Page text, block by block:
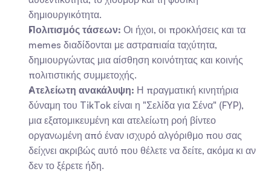
δημιουργικότητα.
Πολιτισμός τάσεων: Οι ήχοι, οι προκλήσεις και τα
memes διαδίδονται με αστραπιαία ταχύτητα,
δημιουργώντας μια αίσθηση κοινότητας και κοινής
πολιτιστικής συμμετοχής.
Ατελείωτη ανακάλυψη: Η πραγματική κινητήρια
δύναμη του TikTok είναι η "Σελίδα για Σένα" (FYP),
μια εξατομικευμένη και ατελείωτη ροή βίντεο
οργανωμένη από έναν ισχυρό αλγόριθμο που σας
δείχνει ακριβώς αυτό που θέλετε να δείτε, ακόμα κι αν
δεν το ξέρετε ήδη.